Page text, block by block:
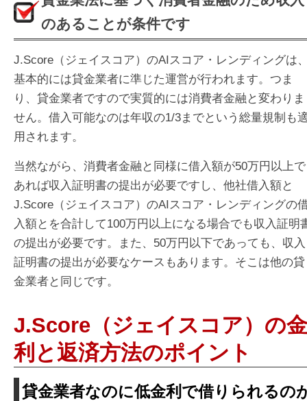
のあることが条件です
J.Score（ジェイスコア）のAIスコア・レンディングは
基本的には貸金業者に準じた運営が行われます。つま
り、貸金業者ですので実質的には消費者金融と変わりま
せん。借入可能なのは年収の1/3までという総量規制も
用されます。
当然ながら、消費者金融と同様に借入額が50万円以上で
あれば収入証明書の提出が必要ですし、他社借入額と
J.Score（ジェイスコア）のAIスコア・レンディングの
入額とを合計して100万円以上になる場合でも収入証明
の提出が必要です。また、50万円以下であっても、収入
証明書の提出が必要なケースもあります。そこは他の貸
金業者と同じです。
J.Score（ジェイスコア）の金
利と返済方法のポイント
貸金業者なのに低金利で借りられるの